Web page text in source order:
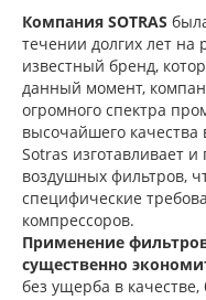
Компания SOTRAS
течении долгих лет на
известный бренд,
данный момент,
огромного спектра
высочайшего качества
Sotras изготавливает
воздушных фильтров,
специфические
компрессоров.
Применение
существенно
без ущерба в качестве,